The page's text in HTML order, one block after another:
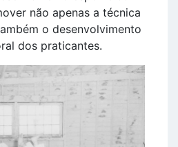
não apenas a técnica
o desenvolvimento
dos praticantes.